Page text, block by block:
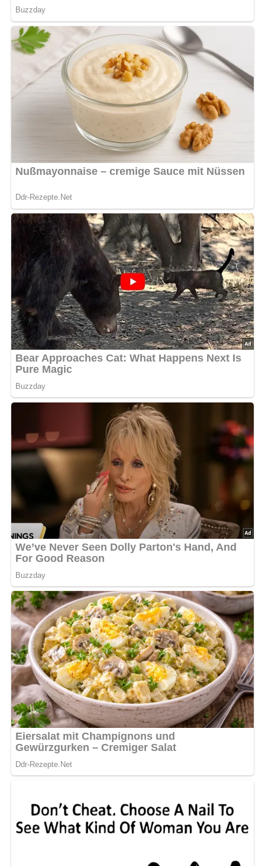
Kein Spam, kein Bullshit, keine Weitergabe deiner Mailadresse an Dritte!
Pin mich!
Nach: Kulinarische Gerichte, Zu Gast bei Freunden, Verlag für die Frau, Leipzig und
Verlag für Lebensmittelindustrie, Moskau, 1971
Jetzt Sterne vergeben – Rezept
bewerten
5/5(6 Bewertung)